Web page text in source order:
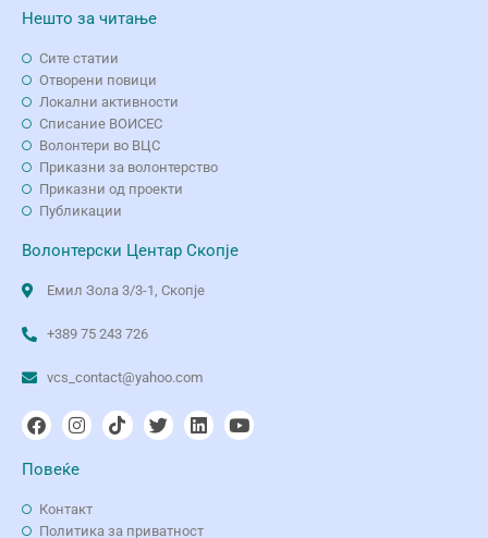
Нешто за читање
Сите статии
Отворени повици
Локални активности
Списание ВОИСЕС
Волонтери во ВЦС
Приказни за волонтерство
Приказни од проекти
Публикации
Волонтерски Центар Скопје
Емил Зола 3/3-1, Скопје
+389 75 243 726
vcs_contact@yahoo.com
Повеќе
Контакт
Политика за приватност